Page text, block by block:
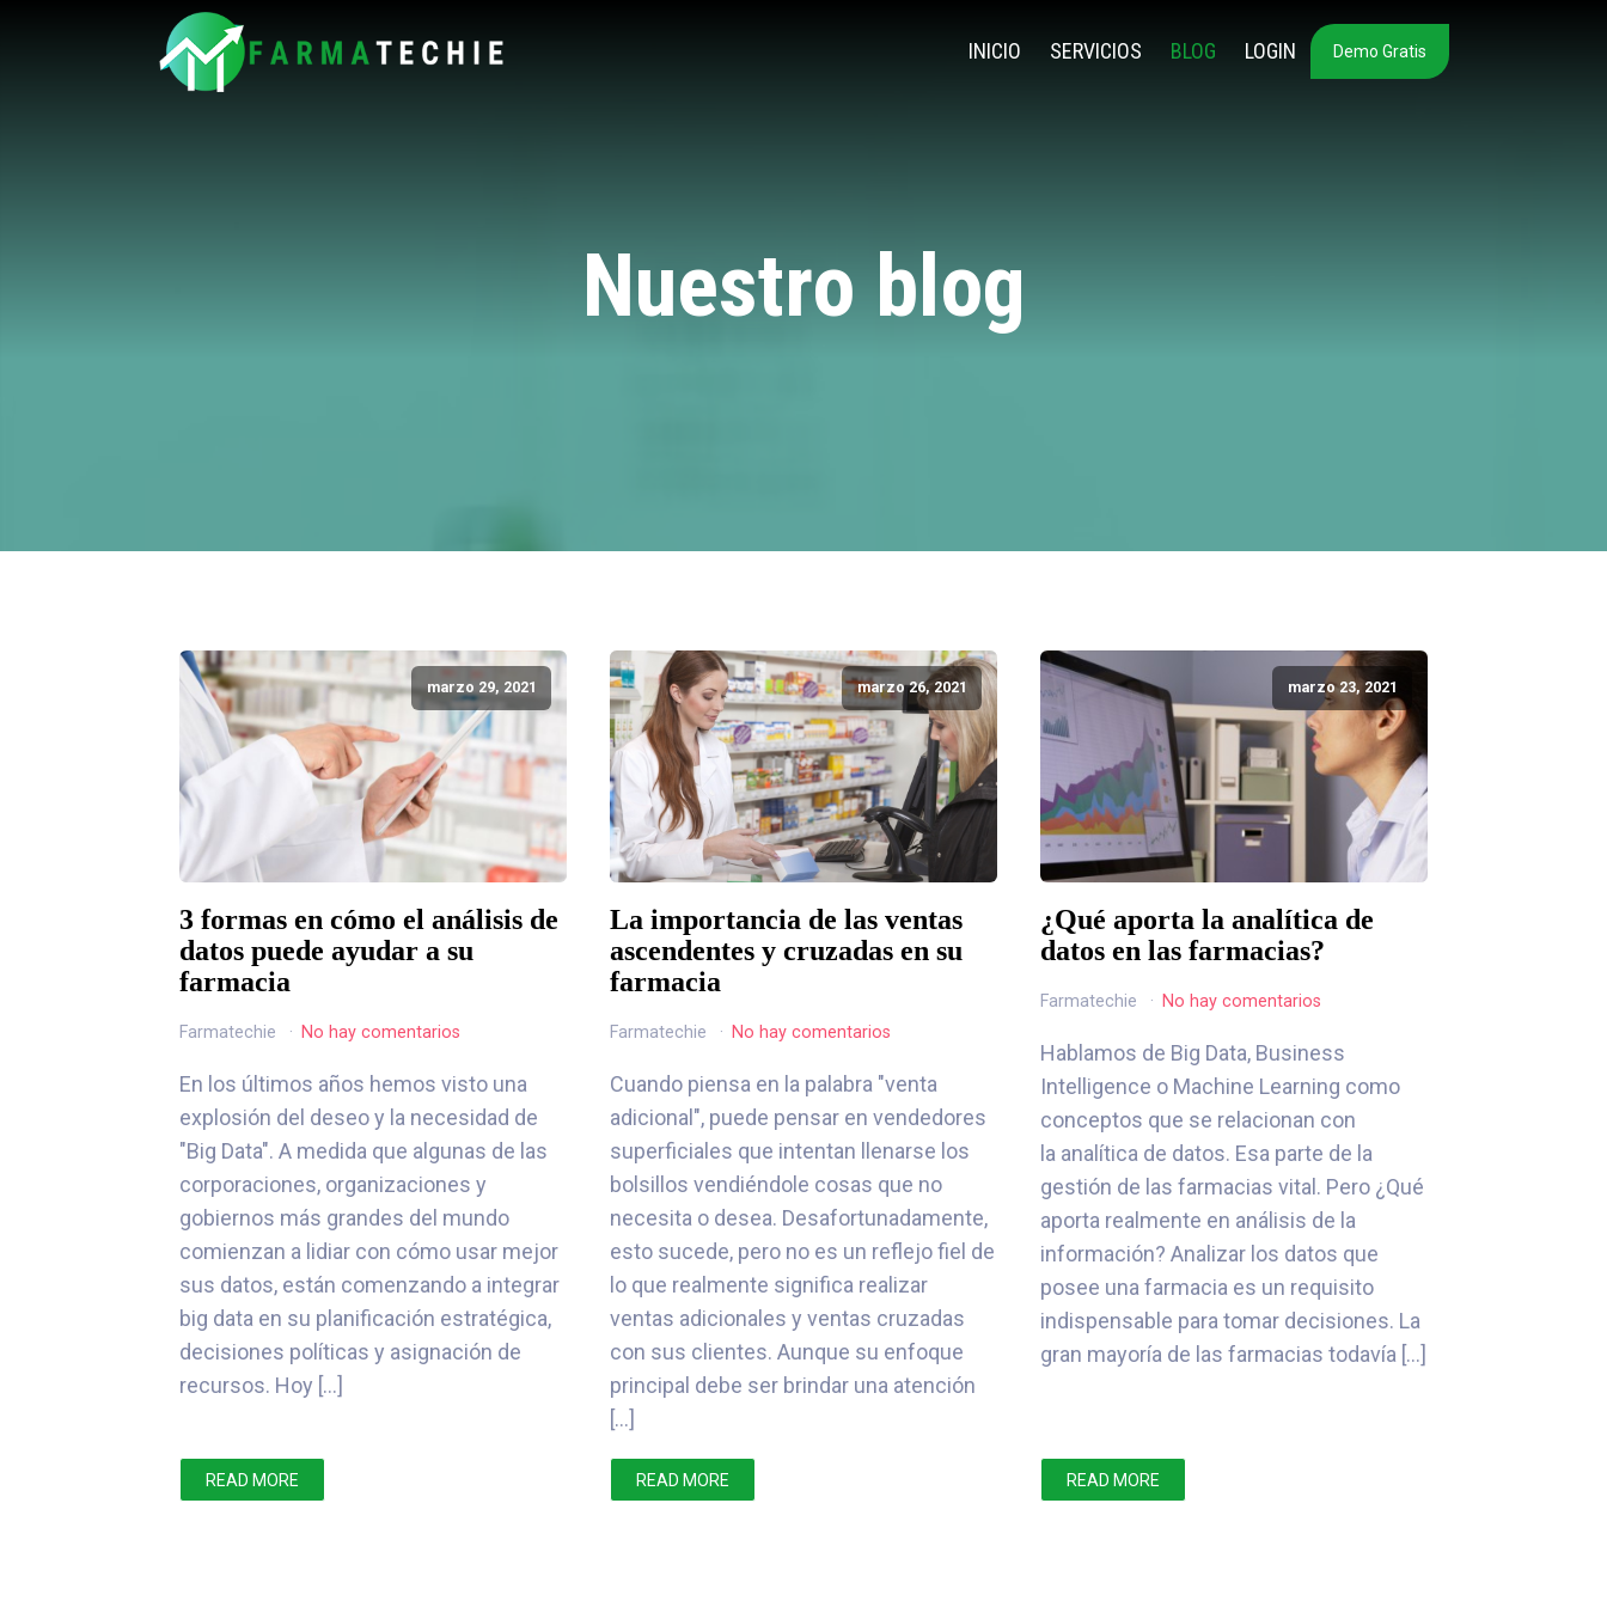
INICIO SERVICIOS BLOG LOGIN Demo Gratis
Nuestro blog
marzo 29, 2021
3 formas en cómo el análisis de
datos puede ayudar a su
farmacia
Farmatechie No hay comentarios
En los últimos años hemos visto una
explosión del deseo y la necesidad de
"Big Data". A medida que algunas de las
corporaciones, organizaciones y
gobiernos más grandes del mundo
comienzan a lidiar con cómo usar mejor
sus datos, están comenzando a integrar
big data en su planificación estratégica,
decisiones políticas y asignación de
recursos. Hoy […]
READ MORE
marzo 26, 2021
La importancia de las ventas
ascendentes y cruzadas en su
farmacia
Farmatechie No hay comentarios
Cuando piensa en la palabra "venta
adicional", puede pensar en vendedores
superficiales que intentan llenarse los
bolsillos vendiéndole cosas que no
necesita o desea. Desafortunadamente,
esto sucede, pero no es un reflejo fiel de
lo que realmente significa realizar
ventas adicionales y ventas cruzadas
con sus clientes. Aunque su enfoque
principal debe ser brindar una atención
[…]
READ MORE
marzo 23, 2021
¿Qué aporta la analítica de
datos en las farmacias?
Farmatechie No hay comentarios
Hablamos de Big Data, Business
Intelligence o Machine Learning como
conceptos que se relacionan con
la analítica de datos. Esa parte de la
gestión de las farmacias vital. Pero ¿Qué
aporta realmente en análisis de la
información? Analizar los datos que
posee una farmacia es un requisito
indispensable para tomar decisiones. La
gran mayoría de las farmacias todavía […]
READ MORE